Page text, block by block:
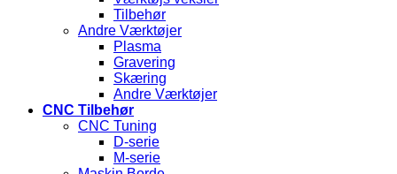
Tilbehør
Andre Værktøjer
Plasma
Gravering
Skæring
Andre Værktøjer
CNC Tilbehør
CNC Tuning
D-serie
M-serie